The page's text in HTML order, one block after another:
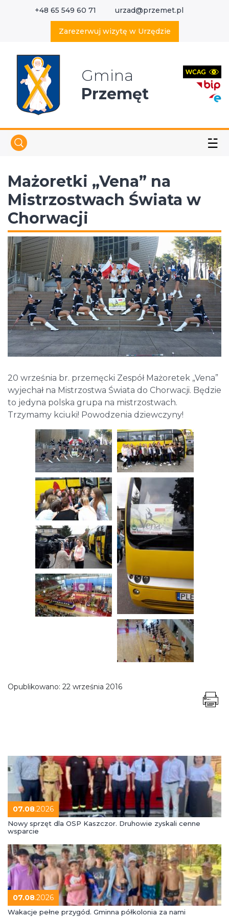
+48 65 549 60 71 urzad@przemet.pl
Zarezerwuj wizytę w Urzędzie
Gmina
Przemęt
☱
Mażoretki „Vena” na
Mistrzostwach Świata w
Chorwacji
20 września br. przemęcki Zespół Mażoretek „Vena”
wyjechał na Mistrzostwa Świata do Chorwacji. Będzie
to jedyna polska grupa na mistrzostwach.
Trzymamy kciuki! Powodzenia dziewczyny!
Opublikowano: 22 września 2016
07.08.2026
Nowy sprzęt dla OSP Kaszczor. Druhowie zyskali cenne
wsparcie
07.08.2026
Wakacje pełne przygód. Gminna półkolonia za nami
Wyszukaj w serwisie